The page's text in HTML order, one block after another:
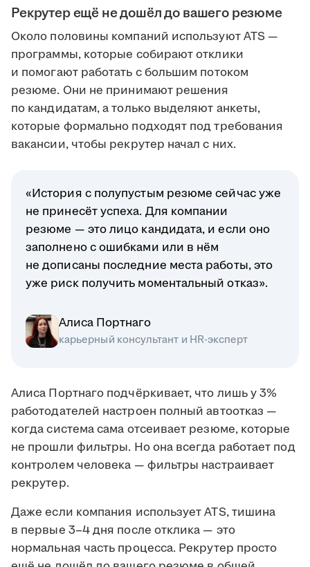
Рекрутер ещё не дошёл до вашего резюме
Около половины компаний используют ATS —
программы, которые собирают отклики
и помогают работать с большим потоком
резюме. Они не принимают решения
по кандидатам, а только выделяют анкеты,
которые формально подходят под требования
вакансии, чтобы рекрутер начал с них.
«История с полупустым резюме сейчас уже
не принесёт успеха. Для компании
резюме — это лицо кандидата, и если оно
заполнено с ошибками или в нём
не дописаны последние места работы, это
уже риск получить моментальный отказ».
Алиса Портнаго
карьерный консультант и HR-эксперт
Алиса Портнаго подчёркивает, что лишь у 3%
работодателей настроен полный автоотказ —
когда система сама отсеивает резюме, которые
не прошли фильтры. Но она всегда работает под
контролем человека — фильтры настраивает
рекрутер.
Даже если компания использует ATS, тишина
в первые 3–4 дня после отклика — это
нормальная часть процесса. Рекрутер просто